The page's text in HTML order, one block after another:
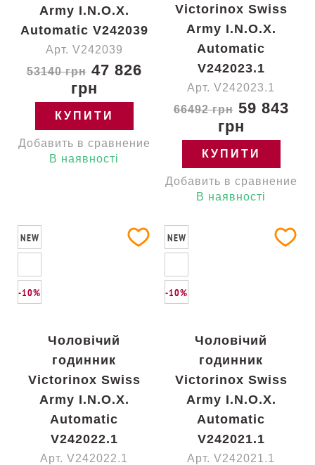
Army I.N.O.X.
Automatic V242039
Арт. V242039
53140 грн47 826
грн
КУПИТИ
Добавить в сравнение
В наявності
Victorinox Swiss
Army I.N.O.X.
Automatic
V242023.1
Арт. V242023.1
66492 грн59 843
грн
КУПИТИ
Добавить в сравнение
В наявності
NEW
-10%
Чоловічий
годинник
Victorinox Swiss
Army I.N.O.X.
Automatic
V242022.1
Арт. V242022.1
NEW
-10%
Чоловічий
годинник
Victorinox Swiss
Army I.N.O.X.
Automatic
V242021.1
Арт. V242021.1